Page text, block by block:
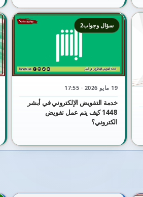
19 مايو 2026 · 17:55
خدمة التفويض الإلكتروني في أبشر
1448 كيف يتم عمل تفويض
الكتروني؟
سؤال وجواب2